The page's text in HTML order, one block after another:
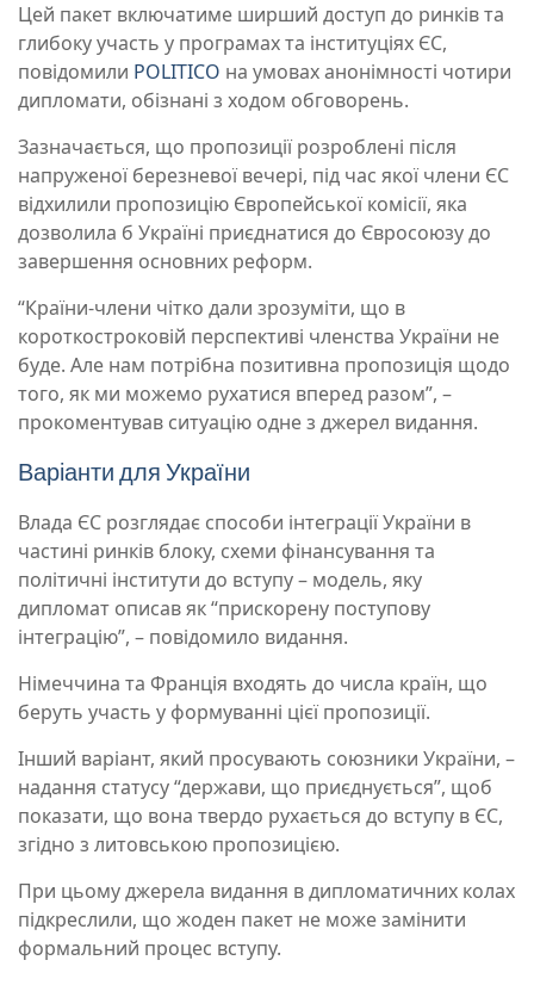
Цей пакет включатиме ширший доступ до ринків та
глибоку участь у програмах та інституціях ЄС,
повідомили POLITICO на умовах анонімності чотири
дипломати, обізнані з ходом обговорень.
Зазначається, що пропозиції розроблені після
напруженої березневої вечері, під час якої члени ЄС
відхилили пропозицію Європейської комісії, яка
дозволила б Україні приєднатися до Євросоюзу до
завершення основних реформ.
“Країни-члени чітко дали зрозуміти, що в
короткостроковій перспективі членства України не
буде. Але нам потрібна позитивна пропозиція щодо
того, як ми можемо рухатися вперед разом”, –
прокоментував ситуацію одне з джерел видання.
Варіанти для України
Влада ЄС розглядає способи інтеграції України в
частині ринків блоку, схеми фінансування та
політичні інститути до вступу – модель, яку
дипломат описав як “прискорену поступову
інтеграцію”, – повідомило видання.
Німеччина та Франція входять до числа країн, що
беруть участь у формуванні цієї пропозиції.
Інший варіант, який просувають союзники України, –
надання статусу “держави, що приєднується”, щоб
показати, що вона твердо рухається до вступу в ЄС,
згідно з литовською пропозицією.
При цьому джерела видання в дипломатичних колах
підкреслили, що жоден пакет не може замінити
формальний процес вступу.